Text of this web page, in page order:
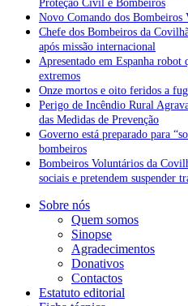
Proteção Civil e Bombeiros
Novo Comando dos Bombeiros
Chefe dos Bombeiros da
após missão internacional
Apresentado em Espanha robot
extremos
Onze mortos e oito feridos a
Perigo de Incêndio Rural
das Medidas de Prevenção
Governo está preparado para
bombeiros
Bombeiros Voluntários da
sociais e pretendem suspender
Sobre nós
Quem somos
Sinopse
Agradecimentos
Donativos
Contactos
Estatuto editorial